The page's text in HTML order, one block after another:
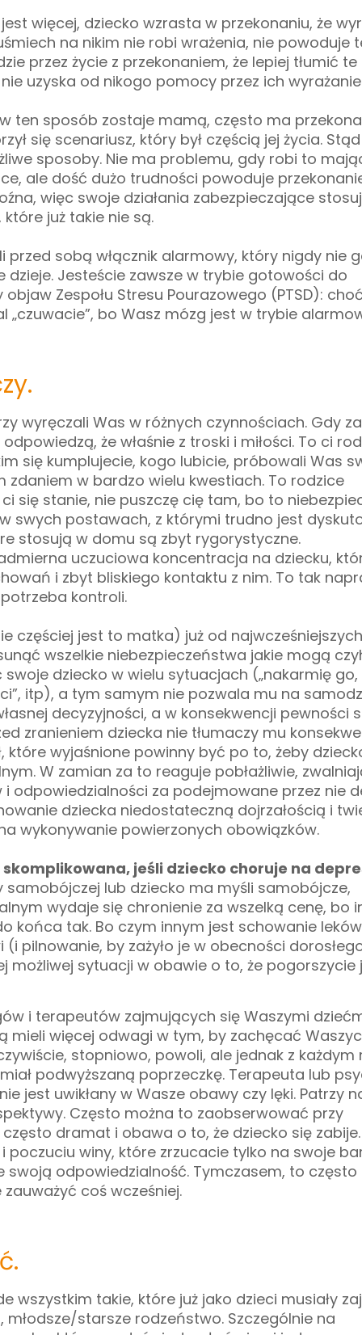
więcej, dziecko wzrasta w przekonaniu, że
na nikim nie robi wrażenia, nie powoduje
przez życie z przekonaniem, że lepiej tłumić te
uzyska od nikogo pomocy przez ich
ten sposób zostaje mamą, często ma
się scenariusz, który był częścią jej życia.
sposoby. Nie ma problemu, gdy robi to
ale dość dużo trudności powoduje
więc swoje działania zabezpieczające
już takie nie są.
sobą włącznik alarmowy, który nigdy nie
dzieje. Jesteście zawsze w trybie gotowości do
Zespołu Stresu Pourazowego (PTSD):
„czuwacie”, bo Wasz mózg jest w trybie
wyręczali Was w różnych czynnościach.Gdy
że właśnie z troski i miłości. To ci
się kumplujecie, kogo lubicie, próbowali Was
zdaniem w bardzo wielu kwestiach. To rodzice
się stanie, nie puszczę cię tam, bo to
swych postawach, z którymi trudno jest
stosują w domu są zbyt rygorystyczne.
uczuciowa koncentracja na dziecku,
i zbyt bliskiego kontaktu z nim. To tak
kontroli.
częściej jest to matka) już od
wszelkie niebezpieczeństwa jakie mogą
dziecko w wielu sytuacjach („nakarmię
itp), a tym samym nie pozwala mu na
decyzyjności, a w konsekwencji pewności
zranieniem dziecka nie tłumaczy mu
które wyjaśnione powinny być po to, żeby
W zamian za to reaguje pobłażliwie,
odpowiedzialności za podejmowane przez nie
dziecka niedostateczną dojrzałością i
wykonywanie powierzonych obowiązków.
jeśli dziecko choruje na
samobójczej lub dziecko ma myśli samobójcze,
wydaje się chronienie za wszelką cenę, bo
końca tak.Bo czym innym jest schowanie
pilnowanie, by zażyło je w obecności
możliwej sytuacji w obawie o to, że pogorszycie
i terapeutów zajmujących się Waszymi
mieli więcej odwagi w tym, by zachęcać
stopniowo, powoli, ale jednak z każdym
podwyższaną poprzeczkę. Terapeuta lub
jest uwikłany w Wasze obawy czy lęki. Patrzy
Często można to zaobserwować przy
dramat i obawa o to, że dziecko się zabije.
winy, które zrzucacie tylko na swoje
swoją odpowiedzialność. Tymczasem, to często
coś wcześniej.
wszystkim takie, które już jako dzieci musiały
starsze rodzeństwo. Szczególnie na